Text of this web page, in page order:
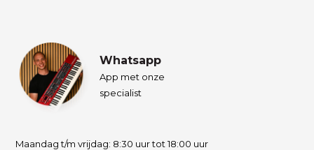
Whatsapp
App met onze
specialist
Maandag t/m vrijdag: 8:30 uur tot 18:00 uur